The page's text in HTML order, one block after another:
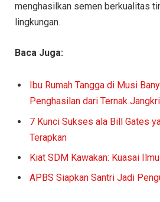
menghasilkan semen berkualitas
lingkungan.
Baca Juga:
Ibu Rumah Tangga di Musi
Penghasilan dari Ternak
7 Kunci Sukses ala Bill Gates
Terapkan
Kiat SDM Kawakan: Kuasai
APBS Siapkan Santri Jadi